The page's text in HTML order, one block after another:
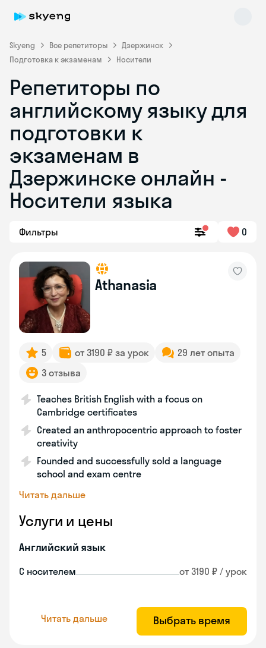
Skyeng Все репетиторы
Дзержинск
Подготовка к экзаменам
Носители
Репетиторы по
английскому языку для
подготовки к
экзаменам в
Дзержинске онлайн -
Носители языка
Фильтры 0
Athanasia
5 от 3190 ₽ за урок
29 лет опыта
3 отзыва
Teaches British English with a focus on
Cambridge certificates
Created an anthropocentric approach to foster
creativity
Founded and successfully sold a language
school and exam centre
Читать дальше
Услуги и цены
Английский язык
С носителем от 3190 ₽ / урок
Читать дальше Выбрать время
Skyeng Chat